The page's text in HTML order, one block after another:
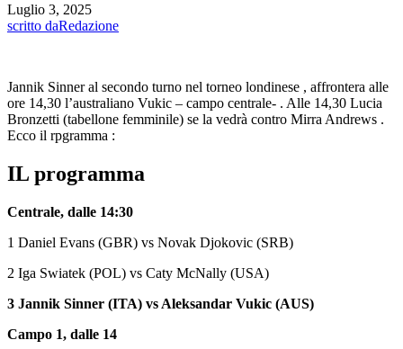
Luglio 3, 2025
scritto daRedazione
Jannik Sinner al secondo turno nel torneo londinese , affrontera alle
ore 14,30 l’australiano Vukic – campo centrale- . Alle 14,30 Lucia
Bronzetti (tabellone femminile) se la vedrà contro Mirra Andrews .
Ecco il rpgramma :
IL programma
Centrale, dalle 14:30
1 Daniel Evans (GBR) vs Novak Djokovic (SRB)
2 Iga Swiatek (POL) vs Caty McNally (USA)
3 Jannik Sinner (ITA) vs Aleksandar Vukic (AUS)
Campo 1, dalle 14